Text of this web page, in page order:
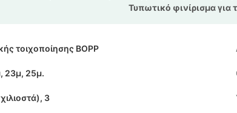
Τυπωτικό φινίρισμα για
τοιχοποίησης BOPP
23μ, 25μ.
3